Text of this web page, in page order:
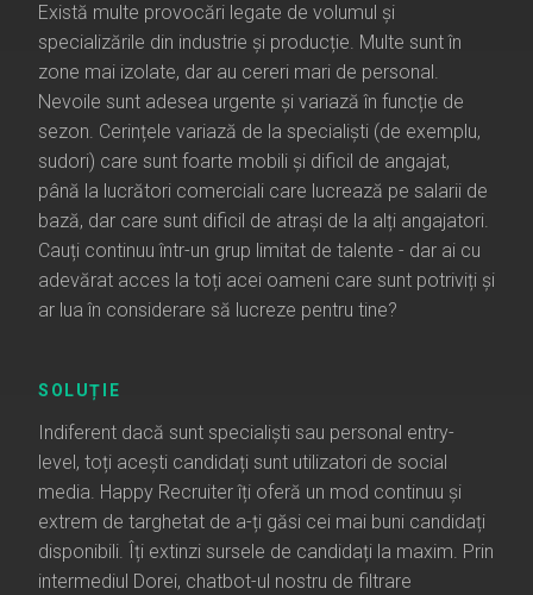
Există multe provocări legate de volumul și
specializările din industrie și producție. Multe sunt în
zone mai izolate, dar au cereri mari de personal.
Nevoile sunt adesea urgente și variază în funcție de
sezon. Cerințele variază de la specialiști (de exemplu,
sudori) care sunt foarte mobili și dificil de angajat,
până la lucrători comerciali care lucrează pe salarii de
bază, dar care sunt dificil de atrași de la alți angajatori.
Cauți continuu într-un grup limitat de talente - dar ai cu
adevărat acces la toți acei oameni care sunt potriviți și
ar lua în considerare să lucreze pentru tine?
SOLUȚIE
Indiferent dacă sunt specialiști sau personal entry-
level, toți acești candidați sunt utilizatori de social
media. Happy Recruiter îți oferă un mod continuu și
extrem de targhetat de a-ți găsi cei mai buni candidați
disponibili. Îți extinzi sursele de candidați la maxim. Prin
intermediul Dorei, chatbot-ul nostru de filtrare